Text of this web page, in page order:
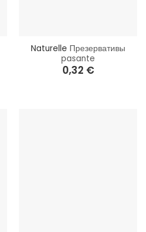
Naturelle Презервативы
pasante
0,32 €